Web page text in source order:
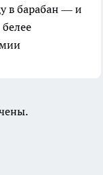
в барабан — и